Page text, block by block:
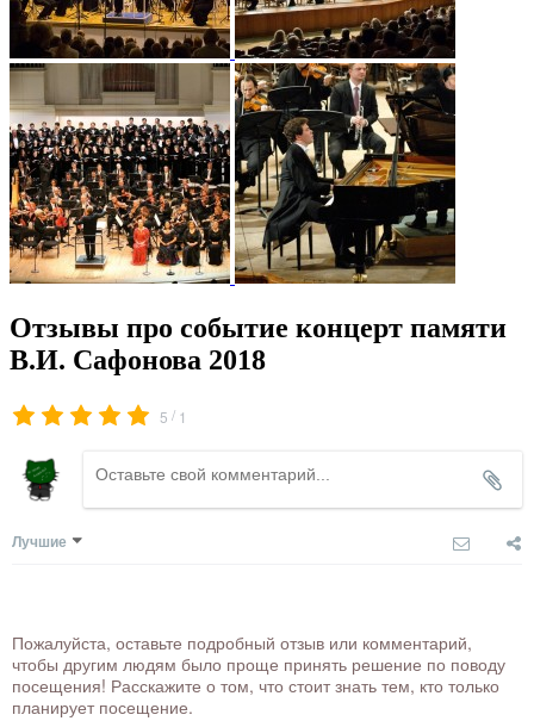
Отзывы про событие концерт памяти
В.И. Сафонова 2018
5 / 1
Лучшие
Пожалуйста, оставьте подробный отзыв или комментарий,
чтобы другим людям было проще принять решение по поводу
посещения! Расскажите о том, что стоит знать тем, кто только
планирует посещение.